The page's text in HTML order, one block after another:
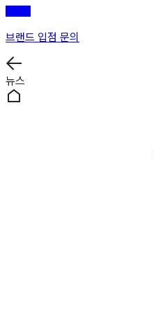
브랜드 입점 문의
뉴스